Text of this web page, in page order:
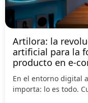
Artilora: la
artificial para la
producto en e-
En el entorno digital
importa: lo es todo.